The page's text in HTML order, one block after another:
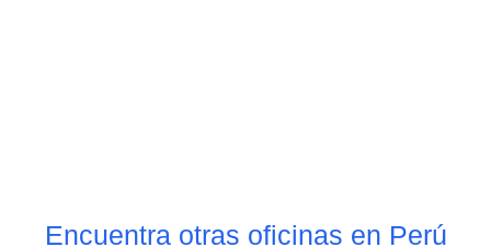
Encuentra otras oficinas en Perú